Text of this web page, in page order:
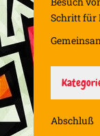
Schritt für
Abschluß